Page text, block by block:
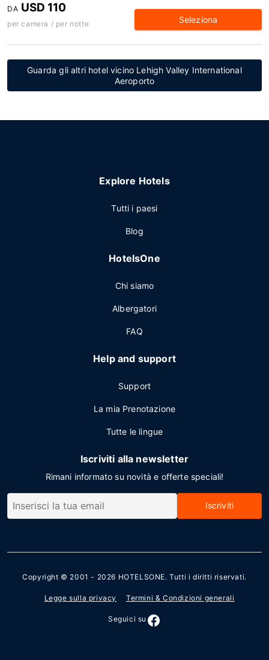
DA USD 110
per camera / per notte Seleziona
Guarda gli altri hotel vicino Lehigh Valley International
Aeroporto
Explore Hotels
Tutti i paesi
Blog
HotelsOne
Chi siamo
Albergatori
FAQ
Help and support
Support
La mia Prenotazione
Tutte le lingue
Iscriviti alla newsletter
Rimani informato su novità e offerte speciali!
Iscriviti
Copyright © 2001 - 2026 HOTELSONE. Tutti i diritti riservati.
Legge sulla privacy Termini & Condizioni generali
Seguici su